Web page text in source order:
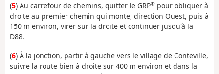
(5) Au carrefour de chemins, quitter le GRP® pour obliquer à
droite au premier chemin qui monte, direction Ouest, puis à
150 m environ, virer sur la droite et continuer jusqu'à la
D88.
(6) À la jonction, partir à gauche vers le village de Conteville,
suivre la route bien à droite sur 400 m environ et dans la